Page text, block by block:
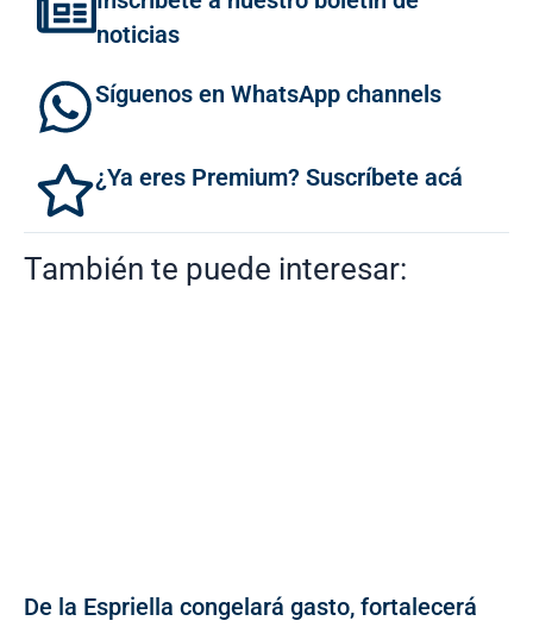
noticias
Síguenos en WhatsApp channels
¿Ya eres Premium? Suscríbete acá
También te puede interesar:
De la Espriella congelará gasto, fortalecerá